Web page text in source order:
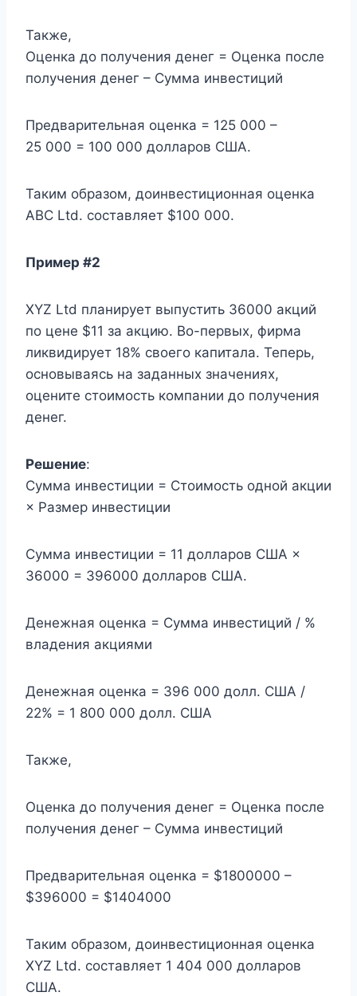
Также,
Оценка до получения денег = Оценка после
получения денег – Сумма инвестиций
Предварительная оценка = 125 000 –
25 000 = 100 000 долларов США.
Таким образом, доинвестиционная оценка
ABC Ltd. составляет $100 000.
Пример #2
XYZ Ltd планирует выпустить 36000 акций
по цене $11 за акцию. Во-первых, фирма
ликвидирует 18% своего капитала. Теперь,
основываясь на заданных значениях,
оцените стоимость компании до получения
денег.
Решение:
Сумма инвестиции = Стоимость одной акции
× Размер инвестиции
Сумма инвестиции = 11 долларов США ×
36000 = 396000 долларов США.
Денежная оценка = Сумма инвестиций / %
владения акциями
Денежная оценка = 396 000 долл. США /
22% = 1 800 000 долл. США
Также,
Оценка до получения денег = Оценка после
получения денег – Сумма инвестиций
Предварительная оценка = $1800000 –
$396000 = $1404000
Таким образом, доинвестиционная оценка
XYZ Ltd. составляет 1 404 000 долларов
США.